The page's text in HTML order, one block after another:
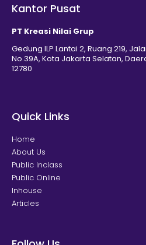
Kantor Pusat
PT Kreasi Nilai Grup
Gedung ILP Lantai 2, Ruang 219,
No.39A, Kota Jakarta Selatan,
12780
Quick Links
Home
About Us
Public Inclass
Public Online
Inhouse
Articles